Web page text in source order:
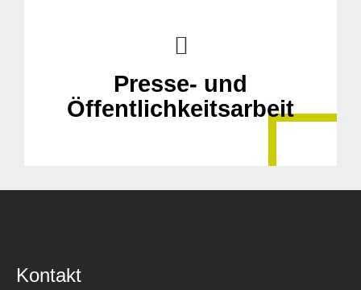
Presse- und
Öffentlichkeitsarbeit
Kontakt